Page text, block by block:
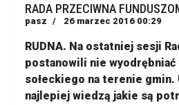
RADA PRZECIWNA
pasz 26 marzec 2016 00:29
RUDNA. Na ostatniej sesji
postanowili nie wyodrębniać
sołeckiego na terenie gmin.
najlepiej wiedzą jakie są